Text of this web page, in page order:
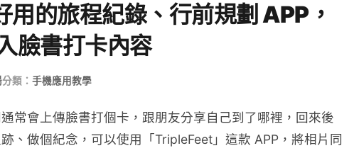
的旅程紀錄、行前規劃 APP，
臉書打卡內容
分類： 手機應用教學
常會上傳臉書打個卡，跟朋友分享自己到了哪裡，回來後
、做個紀念，可以使用「TripleFeet」這款 APP，將相片同